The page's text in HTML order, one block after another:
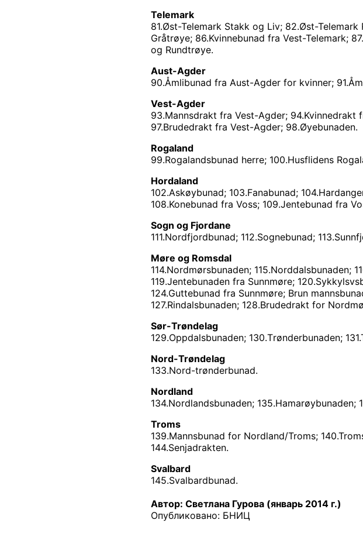
Telemark
81.Øst-Telemark Stakk og Liv; 82.Øst-Telemark
Gråtrøye; 86.Kvinnebunad fra Vest-Telemark;
og Rundtrøye.
Aust-Agder
90.Åmlibunad fra Aust-Agder for kvinner;
Vest-Agder
93.Mannsdrakt fra Vest-Agder;
97.Brudedrakt fra Vest-Agder; 98.Øyebunaden.
Rogaland
99.Rogalandsbunad herre; 100.Husflidens
Hordaland
102.Askøybunad; 103.Fanabunad;
108.Konebunad fra Voss; 109.Jentebunad fra
Sogn og Fjordane
111.Nordfjordbunad; 112.Sognebunad;
Møre og Romsdal
114.Nordmørsbunaden; 115.Norddalsbunaden;
119.Jentebunaden fra Sunnmøre;
124.Guttebunad fra Sunnmøre; Brun
127.Rindalsbunaden; 128.Brudedrakt for
Sør-Trøndelag
129.Oppdalsbunaden; 130.Тrønderbunaden;
Nord-Trøndelag
133.Nord-trønderbunad.
Nordland
134.Nordlandsbunaden;
Troms
139.Mannsbunad for Nordland/Troms;
144.Senjadrakten.
Svalbard
145.Svalbardbunad.
Автор: Светлана Гурова (январь 2014 г.)
Опубликовано: БНИЦ